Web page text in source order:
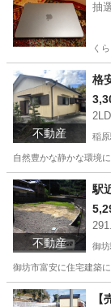
抽
く
不動産
格
稲原
自然豊かな静かな環境
和歌山 日高郡
不動産
駅
御坊
御坊市富安に住宅建築
和歌山 御坊市